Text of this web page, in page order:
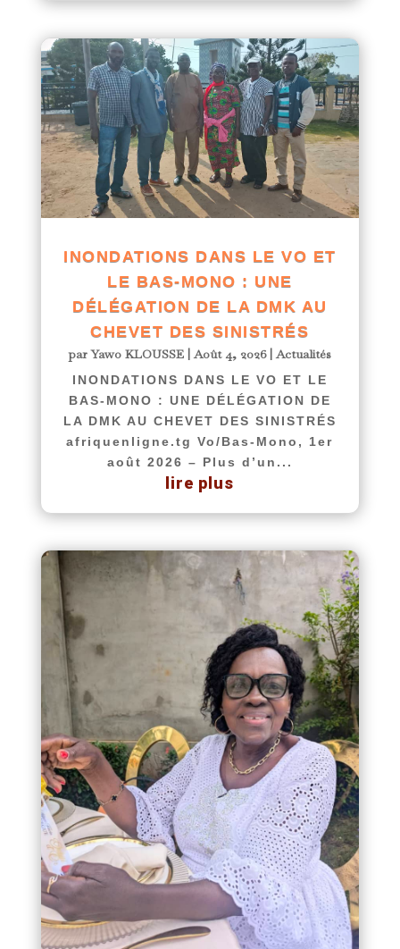
INONDATIONS DANS LE VO ET
LE BAS-MONO : UNE
DÉLÉGATION DE LA DMK AU
CHEVET DES SINISTRÉS
parYawo KLOUSSE |Août 4, 2026|Actualités
INONDATIONS DANS LE VO ET LE
BAS-MONO : UNE DÉLÉGATION DE
LA DMK AU CHEVET DES SINISTRÉS
afriquenligne.tg Vo/Bas-Mono, 1er
août 2026 – Plus d’un...
lire plus